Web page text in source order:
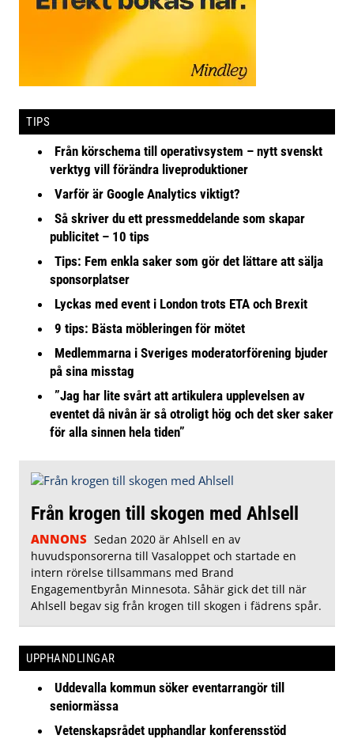
TIPS
Från körschema till operativsystem – nytt svenskt
verktyg vill förändra liveproduktioner
Varför är Google Analytics viktigt?
Så skriver du ett pressmeddelande som skapar
publicitet – 10 tips
Tips: Fem enkla saker som gör det lättare att sälja
sponsorplatser
Lyckas med event i London trots ETA och Brexit
9 tips: Bästa möbleringen för mötet
Medlemmarna i Sveriges moderatorförening bjuder
på sina misstag
”Jag har lite svårt att artikulera upplevelsen av
eventet då nivån är så otroligt hög och det sker saker
för alla sinnen hela tiden”
Från krogen till skogen med Ahlsell
ANNONS Sedan 2020 är Ahlsell en av
huvudsponsorerna till Vasaloppet och startade en
intern rörelse tillsammans med Brand
Engagementbyrån Minnesota. Såhär gick det till när
Ahlsell begav sig från krogen till skogen i fädrens spår.
UPPHANDLINGAR
Uddevalla kommun söker eventarrangör till
seniormässa
Vetenskapsrådet upphandlar konferensstöd